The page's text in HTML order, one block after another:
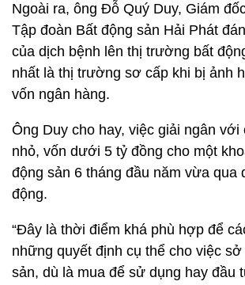
Ngoài ra, ông Đỗ Quý Duy, Giám
Tập đoàn Bất động sản Hải Phát
của dịch bệnh lên thị trường bất
nhất là thị trường sơ cấp khi bị ảnh
vốn ngân hàng.
Ông Duy cho hay, việc giải ngân
nhỏ, vốn dưới 5 tỷ đồng cho một
động sản 6 tháng đầu năm vừa qua
động.
“Đây là thời điểm khá phù hợp để
những quyết định cụ thể cho việc
sản, dù là mua để sử dụng hay đầu